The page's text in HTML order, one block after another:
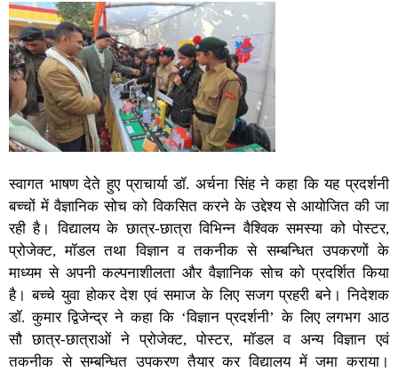
स्वागत भाषण देते हुए प्राचार्या डॉ. अर्चना सिंह ने कहा कि यह प्रदर्शनी
बच्चों में वैज्ञानिक सोच को विकसित करने के उ‌द्देश्य से आयोजित की जा
रही है। विद्यालय के छात्र-छात्रा विभिन्न वैश्विक समस्या को पोस्टर,
प्रोजेक्ट, मॉडल तथा विज्ञान व तकनीक से सम्बन्धित उपकरणों के
माध्यम से अपनी कल्पनाशीलता और वैज्ञानिक सोच को प्रदर्शित किया
है। बच्चे युवा होकर देश एवं समाज के लिए सजग प्रहरी बने। निदेशक
डॉ. कुमार द्विजेन्द्र ने कहा कि ‘विज्ञान प्रदर्शनी’ के लिए लगभग आठ
सौ छात्र-छात्राओं ने प्रोजेक्ट, पोस्टर, मॉडल व अन्य विज्ञान एवं
तकनीक से सम्बन्धित उपकरण तैयार कर विद्यालय में जमा कराया।